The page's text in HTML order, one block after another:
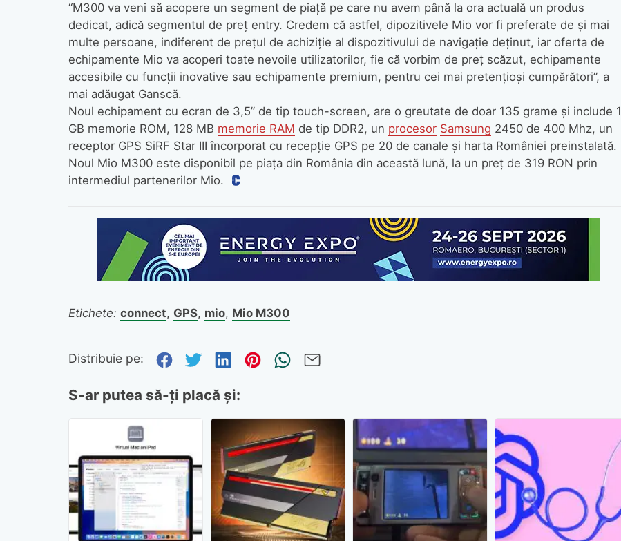
“M300 va veni să acopere un segment de piaţă pe care nu avem până la ora actuală un produs
dedicat, adică segmentul de preţ entry. Credem că astfel, dipozitivele Mio vor fi preferate de şi mai
multe persoane, indiferent de preţul de achiziţie al dispozitivului de navigaţie deţinut, iar oferta de
echipamente Mio va acoperi toate nevoile utilizatorilor, fie că vorbim de preţ scăzut, echipamente
accesibile cu funcţii inovative sau echipamente premium, pentru cei mai pretenţioşi cumpărători”, a
mai adăugat Ganscă.
Noul echipament cu ecran de 3,5” de tip touch-screen, are o greutate de doar 135 grame şi include 1
GB memorie ROM, 128 MB memorie RAM de tip DDR2, un procesor Samsung 2450 de 400 Mhz, un
receptor GPS SiRF Star III încorporat cu recepţie GPS pe 20 de canale şi harta României preinstalată.
Noul Mio M300 este disponibil pe piaţa din România din această lună, la un preţ de 319 RON prin
intermediul partenerilor Mio.
Etichete: connect, GPS, mio, Mio M300
Distribuie pe: Distribuie pe Facebook
Distribuie pe Twitter
Distribuie pe LinkedIn
Distribuie pe Pinterest
Trimite prin whatsapp
S-ar putea să-ți placă și: